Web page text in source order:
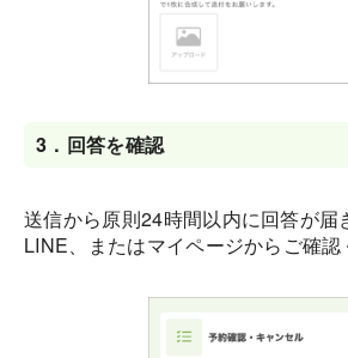
3． 回答を確認
送信から原則24時間以内に回答が届
LINE、またはマイページからご確認